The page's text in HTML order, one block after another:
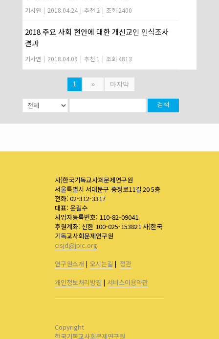
기사연 | 2018.04.24 | 추천 2 | 조회 2400
2018 주요 사회 현안에 대한 개신교인 인식조사
결과
기사연 | 2018.04.09 | 추천 1 | 조회 4813
1 » 마지막
검색
사)한국기독교사회문제연구원
서울특별시 서대문구 충정로11길 20 5층
전화: 02-312-3317
대표: 윤길수
사업자등록번호: 110-82-09041
후원계좌: 신한 100-025-153821 사)한국
기독교사회문제연구원
cisjd@jpic.org
연구원소개 | 오시는길 | 정관
개인정보처리방침 | 서비스이용약관
Copyright
한국기독교사회문제연구원